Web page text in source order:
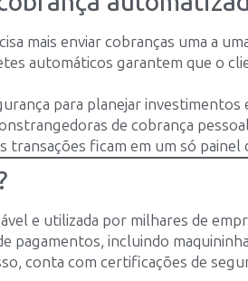
mais enviar cobranças uma a
automáticos garantem que o
para planejar investimentos
de cobrança
transações ficam em um só
e utilizada por milhares de
pagamentos, incluindo
conta com certificações de